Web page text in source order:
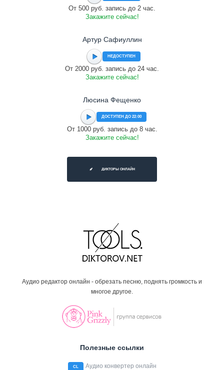
От 500 руб. запись до 2 час.
Закажите сейчас!
Артур Сафиуллин
НЕДОСТУПЕН
От 2000 руб. запись до 24 час.
Закажите сейчас!
Люсина Фещенко
ДОСТУПЕН ДО 22:00
От 1000 руб. запись до 8 час.
Закажите сейчас!
ДИКТОРЫ ОНЛАЙН
Аудио редактор онлайн - обрезать песню, поднять громкость и
многое другое.
Полезные ссылки
CL Аудио конвертер онлайн